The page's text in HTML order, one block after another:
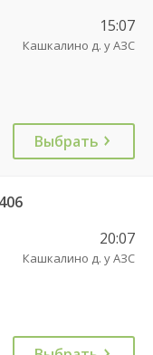
15:07
Кашкалино д. у АЗС
Выбрать
20:07
Кашкалино д. у АЗС